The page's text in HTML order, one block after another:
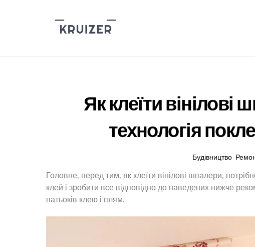
Як клеїти вінілові
технологія
Будівництво
Головне, перед тим, як клеїти вінілові шпалери,
клей і зробити все відповідно до наведених нижче
патьоків клею і плям.